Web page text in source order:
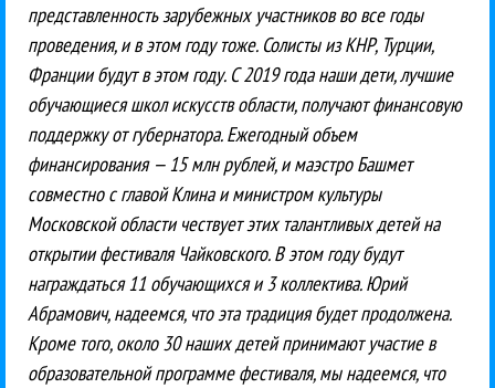
представленность зарубежных участников во все годы
проведения, и в этом году тоже. Солисты из КНР, Турции,
Франции будут в этом году. С 2019 года наши дети, лучшие
обучающиеся школ искусств области, получают финансовую
поддержку от губернатора. Ежегодный объем
финансирования — 15 млн рублей, и маэстро Башмет
совместно с главой Клина и министром культуры
Московской области чествует этих талантливых детей на
открытии фестиваля Чайковского. В этом году будут
награждаться 11 обучающихся и 3 коллектива. Юрий
Абрамович, надеемся, что эта традиция будет продолжена.
Кроме того, около 30 наших детей принимают участие в
образовательной программе фестиваля, мы надеемся, что